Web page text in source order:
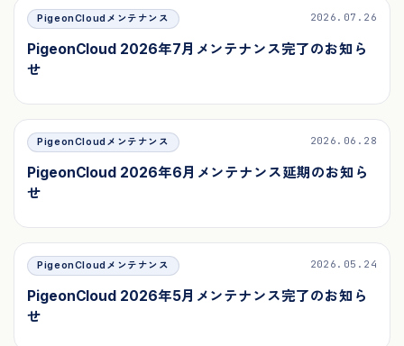
PigeonCloudメンテナンス 2026.07.26
PigeonCloud 2026年7月メンテナンス完了のお知ら
せ
PigeonCloudメンテナンス 2026.06.28
PigeonCloud 2026年6月メンテナンス延期のお知ら
せ
PigeonCloudメンテナンス 2026.05.24
PigeonCloud 2026年5月メンテナンス完了のお知ら
せ